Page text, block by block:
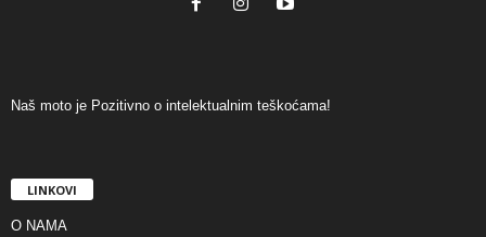
Naš moto je Pozitivno o intelektualnim teškoćama!
LINKOVI
O NAMA